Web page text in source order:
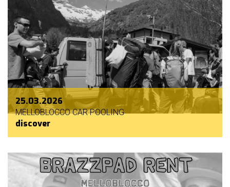
25.03.2026
MELLOBLOCCO CAR POOLING
discover